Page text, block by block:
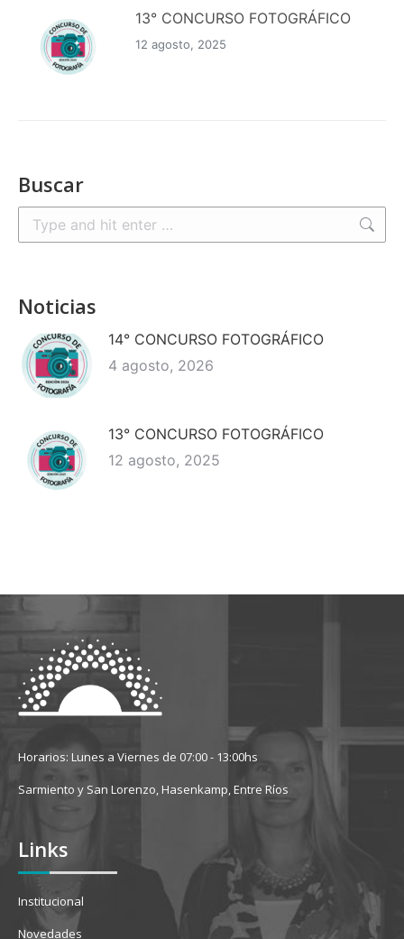
13° CONCURSO FOTOGRÁFICO
12 agosto, 2025
Buscar
Search:
Noticias
14° CONCURSO FOTOGRÁFICO
4 agosto, 2026
13° CONCURSO FOTOGRÁFICO
12 agosto, 2025
Horarios: Lunes a Viernes de 07:00 - 13:00hs
Sarmiento y San Lorenzo, Hasenkamp, Entre Ríos
Links
Institucional
Novedades